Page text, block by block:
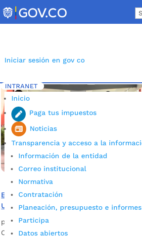
to
content
Iniciar sesión en gov co
INTRANET
Inicio
Paga tus impuestos
Noticias
Transparencia y acceso a la
Información de la entidad
Correo institucional
Normativa
Contratación
Planeación, presupuesto e informes
Participa
Datos abiertos
Inicio 5 Etiqueta: Vuelo internacional
Bucaramanga ya tiene vuelo directo
Unidos
por Alcaldía de Bucaramanga
Con la entrada en operación de la ruta